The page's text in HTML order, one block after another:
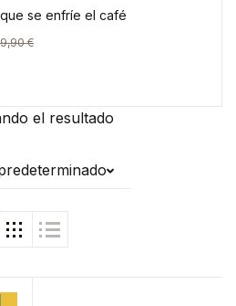
el resultado
se enfríe el café
€